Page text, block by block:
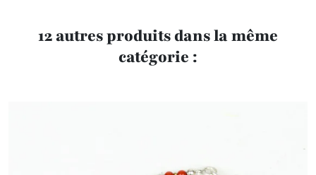
12 autres produits dans la même
catégorie :